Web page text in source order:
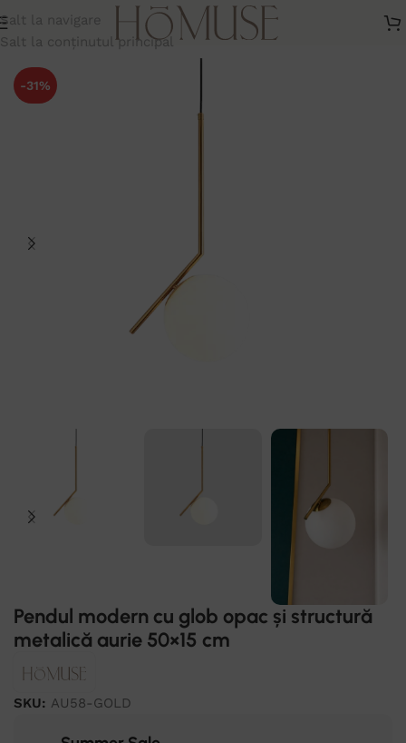
Salt la navigare
Salt la conținutul principal
modern cu glob opac și structură metalică aurie 50×15 cm
-31%
Pendul modern cu glob opac și structură
metalică aurie 50×15 cm
SKU: AU58-GOLD